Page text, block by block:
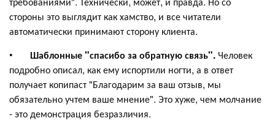
стороны это выглядит как хамство, и все читатели
автоматически принимают сторону клиента.
• Шаблонные "спасибо за обратную связь".Человек
подробно описал, как ему испортили ногти, а в ответ
получает копипаст "Благодарим за ваш отзыв, мы
обязательно учтем ваше мнение". Это хуже, чем молчание
- это демонстрация безразличия.